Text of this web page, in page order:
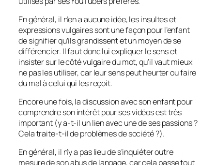
En général, il n’en a aucune idée, les insultes et
expressions vulgaires sont une façon pour l’enfant
de signifier qu’ils grandissent et un moyen de se
différencier. Il faut donc lui expliquer le sens et
insister sur le côté vulgaire du mot, qu’il vaut mieux
ne pas les utiliser, car leur sens peut heurter ou faire
du mal à celui qui les reçoit.
Encore une fois, la discussion avec son enfant pour
comprendre son intérêt pour ses vidéos est très
important (y a-t-il un lien avec une de ses passions ?
Cela traite-t-il de problèmes de société ?).
En général, il n’y a pas lieu de s’inquiéter outre
mesure de son abus de langage, car cela passe tout